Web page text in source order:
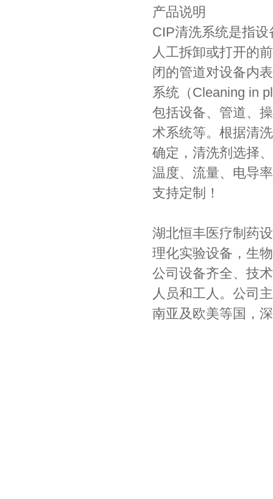
产品说明
CIP清洗系统是指
人工拆卸或打开的
闭的管道对设备内
系统（Cleaning in
包括设备、管道、
术系统等。根据清
确定，清洗剂选择
温度、流量、电导
支持定制！
湖北恒丰医疗制药
理化实验设备，生
公司设备齐全、技
人员和工人。公司
南亚及欧美等国，